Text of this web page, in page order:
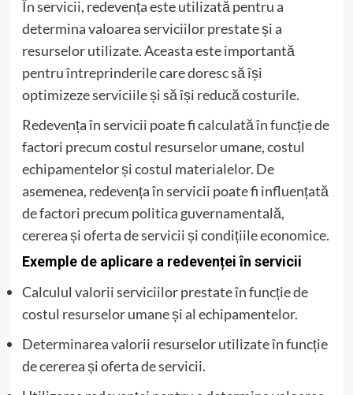
În servicii, redevența este utilizată pentru a
determina valoarea serviciilor prestate și a
resurselor utilizate. Aceasta este importantă
pentru întreprinderile care doresc să își
optimizeze serviciile și să își reducă costurile.
Redevența în servicii poate fi calculată în funcție de
factori precum costul resurselor umane, costul
echipamentelor și costul materialelor. De
asemenea, redevența în servicii poate fi influențată
de factori precum politica guvernamentală,
cererea și oferta de servicii și condițiile economice.
Exemple de aplicare a redevenței în servicii
Calculul valorii serviciilor prestate în funcție de
costul resurselor umane și al echipamentelor.
Determinarea valorii resurselor utilizate în funcție
de cererea și oferta de servicii.